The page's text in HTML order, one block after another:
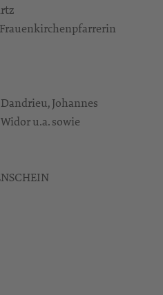
Frauenkirchenpfarrerin
Johannes
u.a. sowie